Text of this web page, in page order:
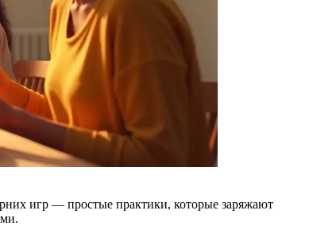
игр — простые практики, которые заряжают